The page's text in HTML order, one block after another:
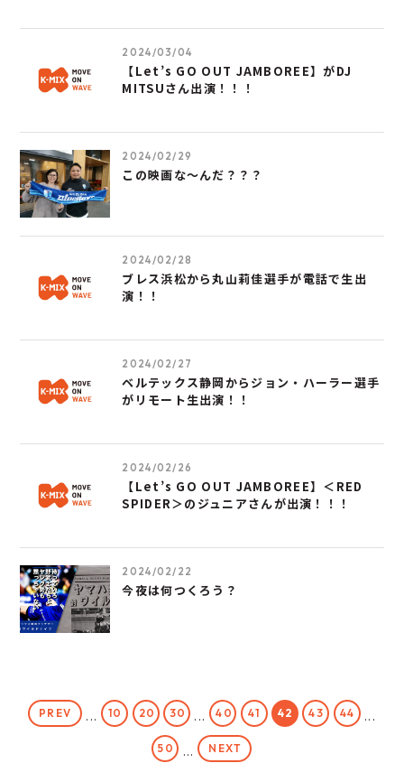
2024/03/04
【Let’s GO OUT JAMBOREE】がDJ
MITSUさん出演！！！
2024/02/29
この映画な～んだ？？？
2024/02/28
ブレス浜松から丸山莉佳選手が電話で生出
演！！
2024/02/27
ベルテックス静岡からジョン・ハーラー選手
がリモート生出演！！
2024/02/26
【Let’s GO OUT JAMBOREE】＜RED
SPIDER＞のジュニアさんが出演！！！
2024/02/22
今夜は何つくろう？
PREV ... 10 20 30 ... 40 41 42 43 44 ...
50 ... NEXT